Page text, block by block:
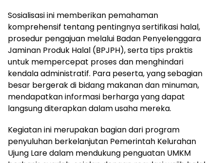
Sosialisasi ini memberikan pemahaman
komprehensif tentang pentingnya sertifikasi halal,
prosedur pengajuan melalui Badan Penyelenggara
Jaminan Produk Halal (BPJPH), serta tips praktis
untuk mempercepat proses dan menghindari
kendala administratif. Para peserta, yang sebagian
besar bergerak di bidang makanan dan minuman,
mendapatkan informasi berharga yang dapat
langsung diterapkan dalam usaha mereka.
Kegiatan ini merupakan bagian dari program
penyuluhan berkelanjutan Pemerintah Kelurahan
Ujung Lare dalam mendukung penguatan UMKM